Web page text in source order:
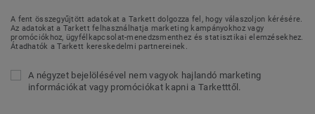
A fent összegyűjtött adatokat a Tarkett dolgozza fel, hogy válaszoljon kérésére.
Az adatokat a Tarkett felhasználhatja marketing kampányokhoz vagy
promóciókhoz, ügyfélkapcsolat-menedzsmenthez és statisztikai elemzésekhez.
Átadhatók a Tarkett kereskedelmi partnereinek.
A négyzet bejelölésével nem vagyok hajlandó marketing
információkat vagy promóciókat kapni a Tarketttől.